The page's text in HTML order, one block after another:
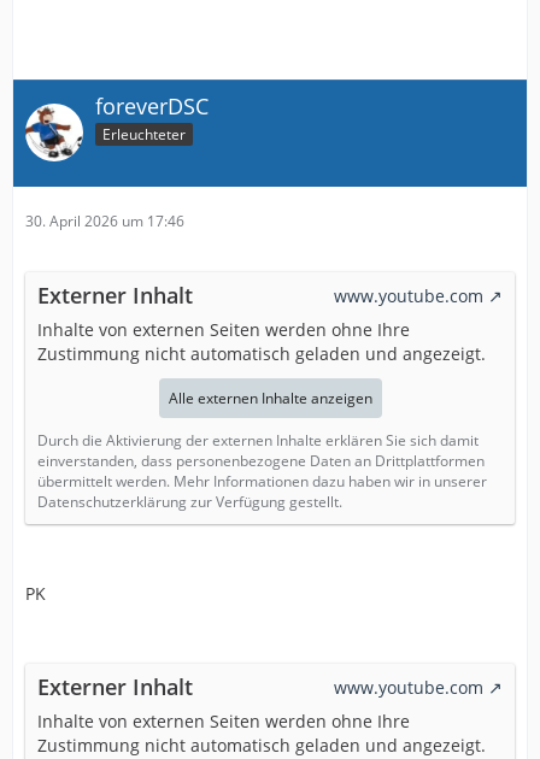
foreverDSC
Erleuchteter
30. April 2026 um 17:46
Externer Inhalt
www.youtube.com
Inhalte von externen Seiten werden ohne Ihre
Zustimmung nicht automatisch geladen und angezeigt.
Alle externen Inhalte anzeigen
Durch die Aktivierung der externen Inhalte erklären Sie sich damit
einverstanden, dass personenbezogene Daten an Drittplattformen
übermittelt werden. Mehr Informationen dazu haben wir in unserer
Datenschutzerklärung zur Verfügung gestellt.
PK
Externer Inhalt
www.youtube.com
Inhalte von externen Seiten werden ohne Ihre
Zustimmung nicht automatisch geladen und angezeigt.